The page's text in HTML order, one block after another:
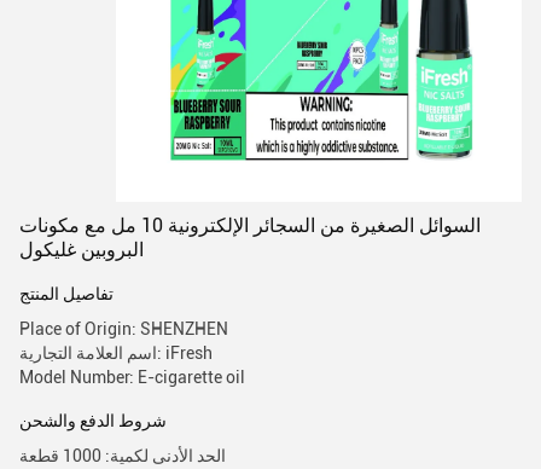
السوائل الصغيرة من السجائر الإلكترونية 10 مل مع مكونات
البروبين غليكول
تفاصيل المنتج
Place of Origin: SHENZHEN
اسم العلامة التجارية: iFresh
Model Number: E-cigarette oil
شروط الدفع والشحن
الحد الأدنى لكمية: 1000 قطعة